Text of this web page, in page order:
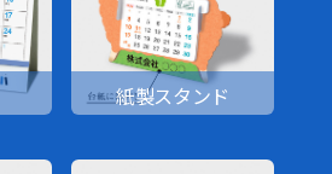
紙製スタンド